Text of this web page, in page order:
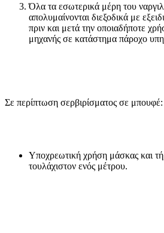
Όλα τα εσωτερικά μέρη του
απολυμαίνονται διεξοδικά με
πριν και μετά την οποιαδήποτε
μηχανής σε κατάστημα πάροχο
Σε περίπτωση σερβιρίσματος σε μπουφέ:
Υποχρεωτική χρήση μάσκας και
τουλάχιστον ενός μέτρου.